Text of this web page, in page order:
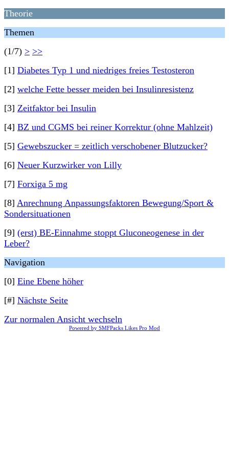
Theorie
Themen
(1/7) > >>
[1] Diabetes Typ 1 und niedriges freies Testosteron
[2] welche Fette besser meiden bei Insulinresistenz
[3] Zeitfaktor bei Insulin
[4] BZ und CGMS bei reiner Korrektur (ohne Mahlzeit)
[5] Gewebszucker = zeitlich verschobener Blutzucker?
[6] Neuer Kurzwirker von Lilly
[7] Forxiga 5 mg
[8] Anrechnung Anpassungsfaktoren Bewegung/Sport &
Sondersituationen
[9] (erst) BE-Einnahme stoppt Gluconeogenese in der
Leber?
Navigation
[0] Eine Ebene höher
[#] Nächste Seite
Zur normalen Ansicht wechseln
Powered by SMFPacks Likes Pro Mod